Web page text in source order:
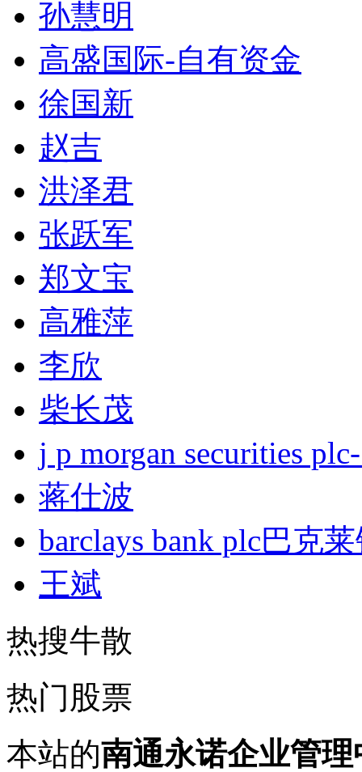
孙慧明
高盛国际-自有资金
徐国新
赵吉
洪泽君
张跃军
郑文宝
高雅萍
李欣
柴长茂
j p morgan securities
蒋仕波
barclays bank plc巴克
王斌
热搜牛散
热门股票
本站的南通永诺企业管